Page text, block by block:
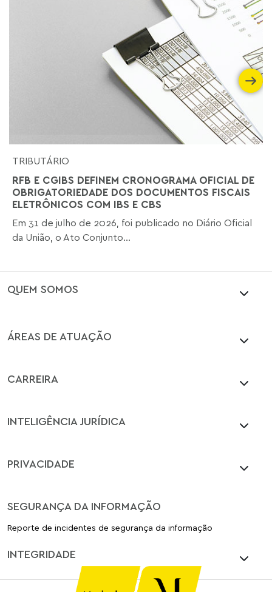
TRIBUTÁRIO
RFB E CGIBS DEFINEM CRONOGRAMA OFICIAL DE
OBRIGATORIEDADE DOS DOCUMENTOS FISCAIS
ELETRÔNICOS COM IBS E CBS
Em 31 de julho de 2026, foi publicado no Diário Oficial
da União, o Ato Conjunto...
QUEM SOMOS
ÁREAS DE ATUAÇÃO
CARREIRA
INTELIGÊNCIA JURÍDICA
PRIVACIDADE
SEGURANÇA DA INFORMAÇÃO
Reporte de incidentes de segurança da informação
INTEGRIDADE